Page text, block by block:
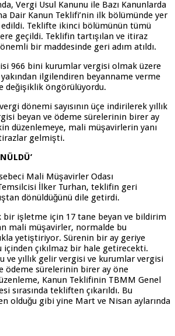
Vergi Usul Kanunu ile Bazı Kanunlarda
Dair Kanun Teklifi’nin ilk bölümünde yer
Teklifte ikinci bölümünün tümü
geçildi. Teklifin tartışılan ve itiraz
bir maddesinde geri adım atıldı.
966 bini kurumlar vergisi olmak üzere
ilgilendiren beyanname verme
değişiklik öngörülüyordu.
dönemi sayısının üçe indirilerek yıllık
beyan ve ödeme sürelerinin birer ay
düzenlemeye, mali müşavirlerin yanı
gelmişti.
Mali Müşavirler Odası
İlker Turhan, teklifin geri
dönüldüğünü dile getirdi.
bir işletme için 17 tane beyan ve bildirim
mali müşavirler, normalde bu
yetiştiriyor. Sürenin bir ay geriye
çıkılmaz bir hale getirecekti.
ve yıllık gelir vergisi ve kurumlar vergisi
ödeme sürelerinin birer ay öne
Kanun Teklifinin TBMM Genel
sırasında tekliften çıkarıldı. Bu
olduğu gibi yine Mart ve Nisan aylarında